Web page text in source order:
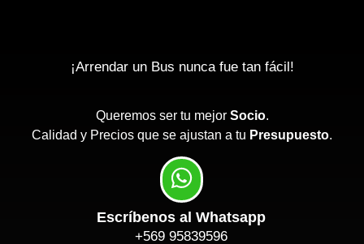
¡Arrendar un Bus nunca fue tan fácil!
Queremos ser tu mejor Socio.
Calidad y Precios que se ajustan a tu Presupuesto.
Escríbenos al Whatsapp
+569 95839596